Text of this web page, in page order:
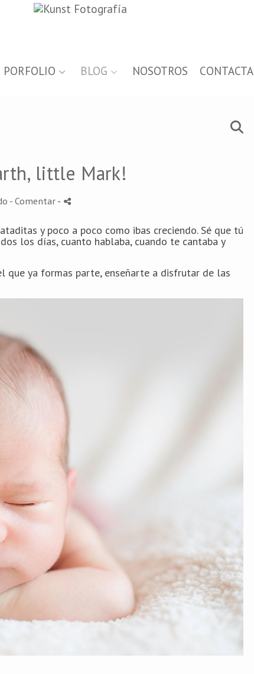
PORFOLIO BLOG NOSOTROS CONTACTA
little Mark!
- Comentar -
y poco a poco como ibas creciendo. Sé que tú
los días, cuanto hablaba, cuando te cantaba y
que ya formas parte, enseñarte a disfrutar de las